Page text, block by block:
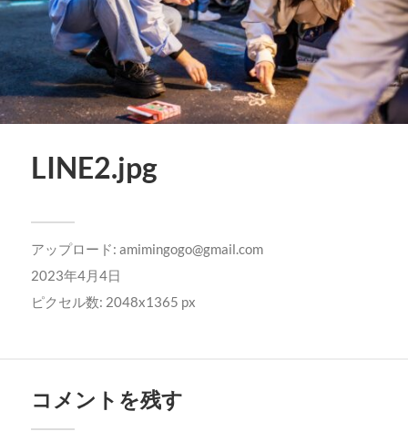
LINE2.jpg
アップロード: amimingogo@gmail.com
2023年4月4日
ピクセル数: 2048x1365 px
コメントを残す